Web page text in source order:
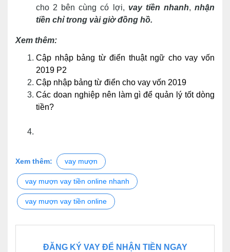
cho 2 bên cùng có lợi, vay tiền nhanh,nhận
tiền chỉ trong vài giờ đồng hồ.
Xem thêm:
Cập nhập bảng từ điển thuật ngữ cho vay vốn
2019 P2
Cập nhập bảng từ điển cho vay vốn 2019
Các doan nghiệp nên làm gì để quản lý tốt dòng
tiền?
Xem thêm: vay mượn
vay mượn vay tiền online nhanh
vay mượn vay tiền online
ĐĂNG KÝ VAY ĐỂ NHẬN TIỀN NGAY